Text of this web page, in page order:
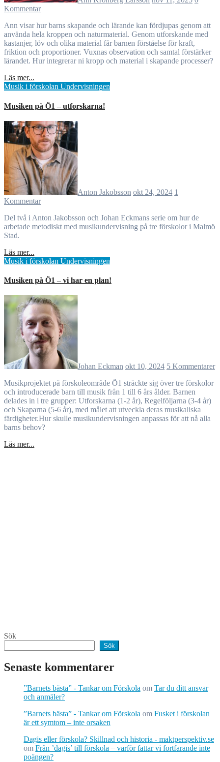
Kommentar
Ann visar hur barns skapande och lärande kan fördjupas genom att
använda hela kroppen och naturmaterial. Genom utforskande med
kastanjer, löv och olika material får barnen förståelse för kraft,
friktion och proportioner. Vuxnas observation och samtal förstärker
lärandet. Hur integrerar ni kropp och material i skapande processer?
Läs mer...
Musik i förskolan Undervisningen
Musiken på Ö1 – utforskarna!
Anton Jakobsson okt 24, 2024 1
Kommentar
Del två i Anton Jakobsson och Johan Eckmans serie om hur de
arbetade metodiskt med musikundervisning på tre förskolor i Malmö
Stad.
Läs mer...
Musik i förskolan Undervisningen
Musiken på Ö1 – vi har en plan!
Johan Eckman okt 10, 2024 5 Kommentarer
Musikprojektet på förskoleområde Ö1 sträckte sig över tre förskolor
och introducerade barn till musik från 1 till 6 års ålder. Barnen
delades in i tre grupper: Utforskarna (1-2 år), Regelföljarna (3-4 år)
och Skaparna (5-6 år), med målet att utveckla deras musikaliska
färdigheter.Hur skulle musikundervisningen anpassas för att nå alla
barns behov?
Läs mer...
Sök
Sök
Senaste kommentarer
”Barnets bästa” - Tankar om Förskola om Tar du ditt ansvar
och anmäler?
”Barnets bästa” - Tankar om Förskola om Fusket i förskolan
är ett symtom – inte orsaken
Dagis eller förskola? Skillnad och historia - maktperspektiv.se
om Från ’dagis’ till förskola – varför fattar vi fortfarande inte
poängen?